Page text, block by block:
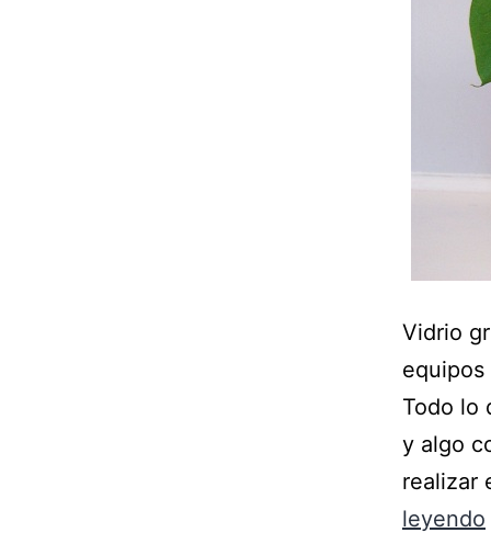
Vidrio
Todo lo
y algo
realizar
leyendo